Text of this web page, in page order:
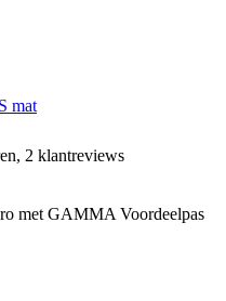
mat
2 klantreviews
met GAMMA Voordeelpas